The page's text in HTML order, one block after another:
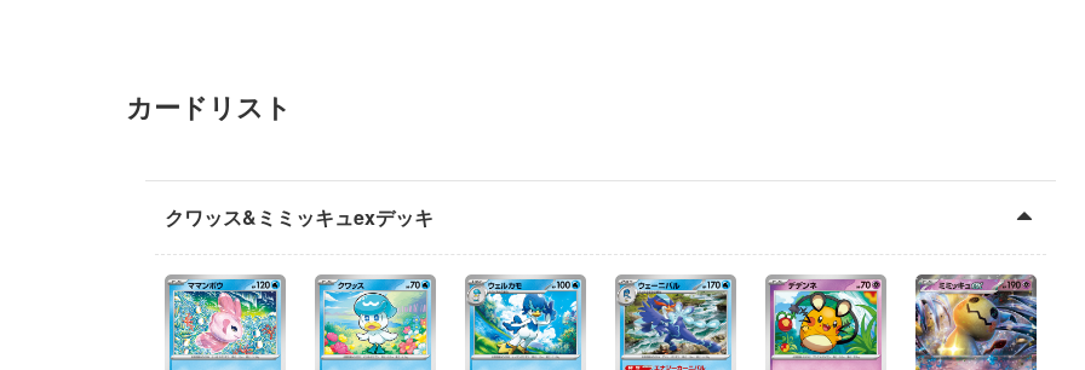
カードリスト
クワッス&ミミッキュexデッキ